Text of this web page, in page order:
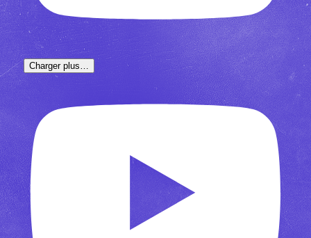
Charger plus…